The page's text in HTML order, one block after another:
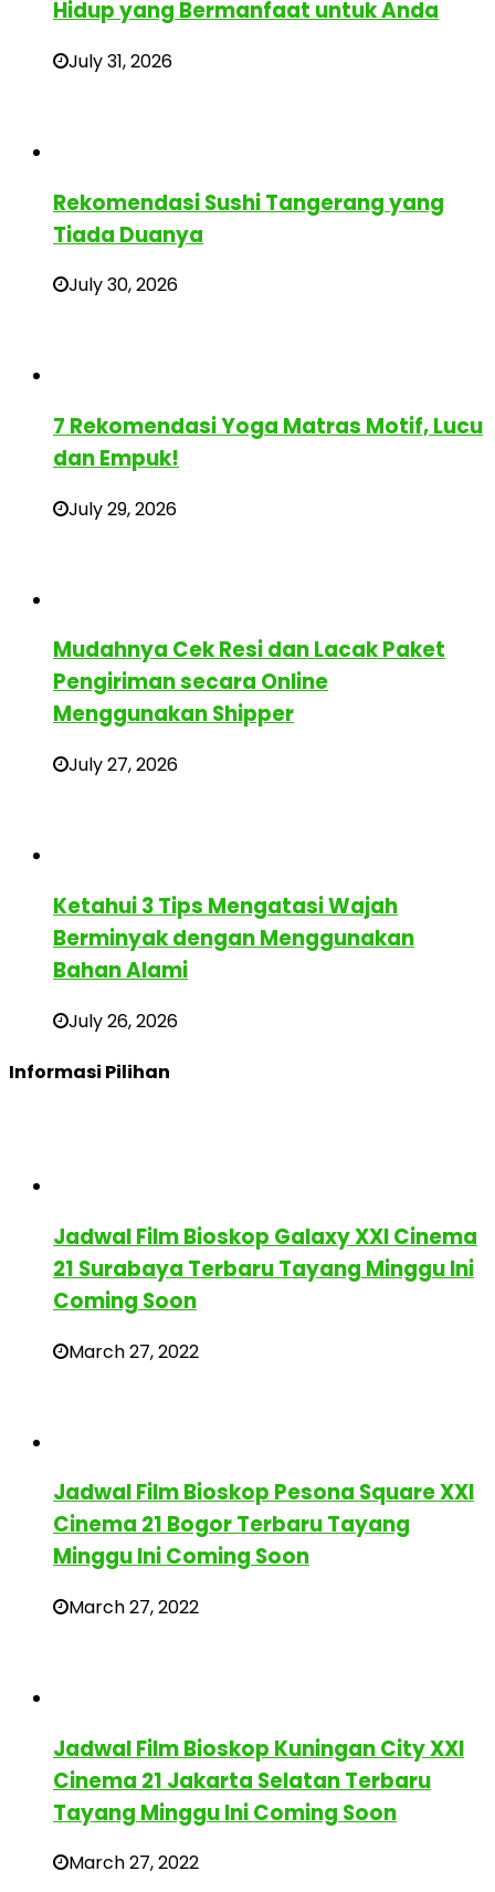
Hidup yang Bermanfaat untuk Anda
July 31, 2026
Rekomendasi Sushi Tangerang yang
Tiada Duanya
July 30, 2026
7 Rekomendasi Yoga Matras Motif, Lucu
dan Empuk!
July 29, 2026
Mudahnya Cek Resi dan Lacak Paket
Pengiriman secara Online
Menggunakan Shipper
July 27, 2026
Ketahui 3 Tips Mengatasi Wajah
Berminyak dengan Menggunakan
Bahan Alami
July 26, 2026
Informasi Pilihan
Jadwal Film Bioskop Galaxy XXI Cinema
21 Surabaya Terbaru Tayang Minggu Ini
Coming Soon
March 27, 2022
Jadwal Film Bioskop Pesona Square XXI
Cinema 21 Bogor Terbaru Tayang
Minggu Ini Coming Soon
March 27, 2022
Jadwal Film Bioskop Kuningan City XXI
Cinema 21 Jakarta Selatan Terbaru
Tayang Minggu Ini Coming Soon
March 27, 2022